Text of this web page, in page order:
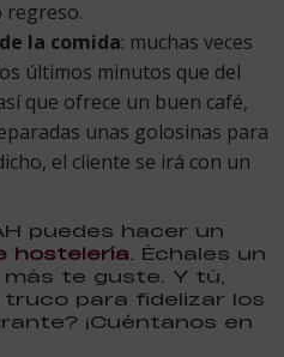
regreso.
la comida: muchas veces
últimos minutos que del
que ofrece un buen café,
unas golosinas para
el cliente se irá con un
puedes hacer un
hostelería. Échales un
te guste. Y tú,
para fidelizar los
¡Cuéntanos en